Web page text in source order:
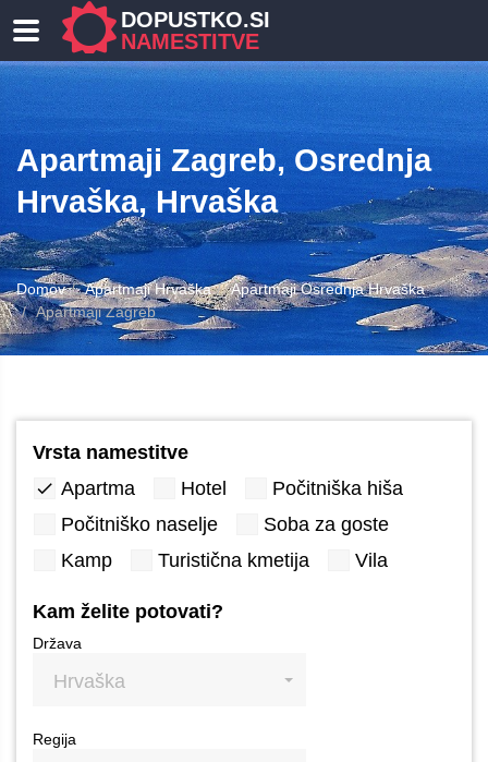
DOPUSTKO.SI
NAMESTITVE
Apartmaji Zagreb, Osrednja
Hrvaška, Hrvaška
Domov Apartmaji Hrvaška
Apartmaji Osrednja Hrvaška
Apartmaji Zagreb
Vrsta namestitve
Apartma
Hotel
Počitniška hiša
Počitniško naselje
Soba za goste
Kamp
Turistična kmetija Vila
Kam želite potovati?
Država
Hrvaška
Regija